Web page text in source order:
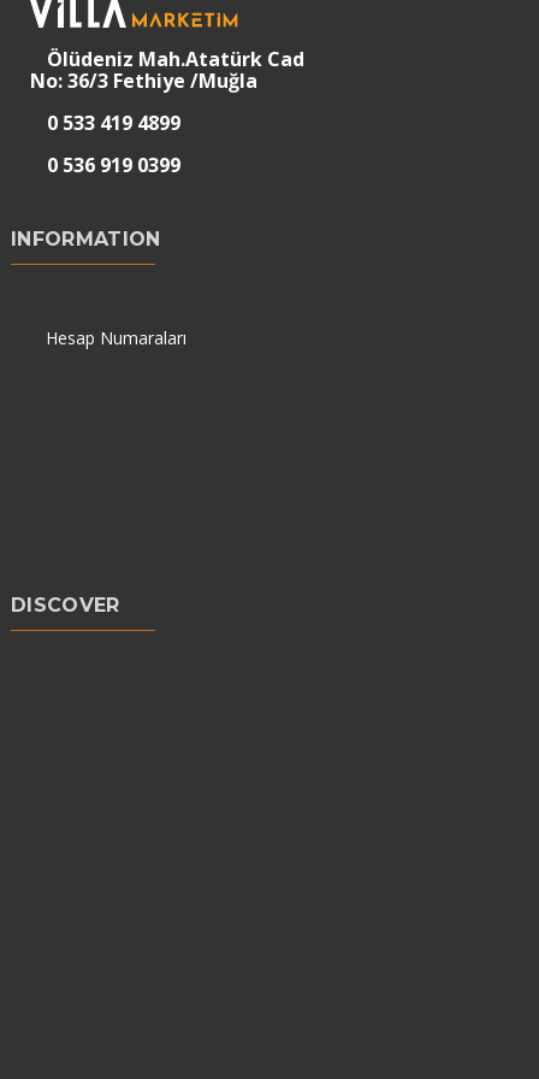
Ölüdeniz Mah.Atatürk Cad
No: 36/3 Fethiye /Muğla
0 533 419 4899
0 536 919 0399
INFORMATION
Hesap Numaraları
DISCOVER